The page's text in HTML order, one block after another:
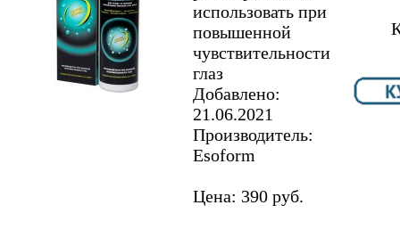
использовать при
повышенной
чувствительности
глаз
Добавлено:
21.06.2021
Производитель:
Esoform
Цена: 390 руб.